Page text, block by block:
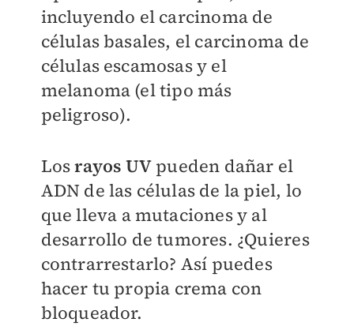
incluyendo el carcinoma de
células basales, el carcinoma de
células escamosas y el
melanoma (el tipo más
peligroso).
Losrayos UVpueden dañar el
ADN de las células de la piel, lo
que lleva a mutaciones y al
desarrollo de tumores. ¿Quieres
contrarrestarlo? Así puedes
hacer tu propia crema con
bloqueador.